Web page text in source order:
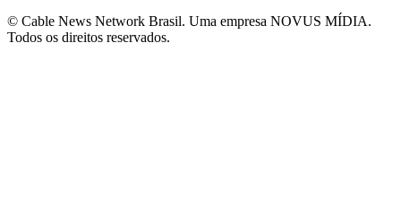
© Cable News Network Brasil. Uma empresa NOVUS MÍDIA.
Todos os direitos reservados.